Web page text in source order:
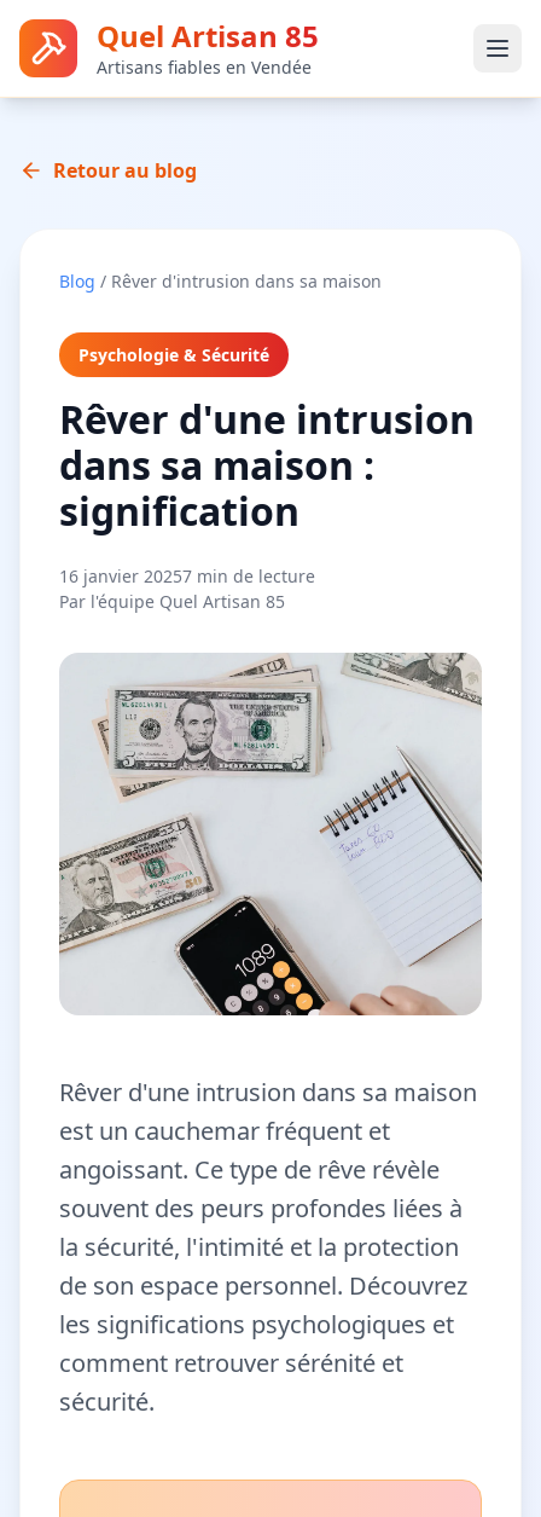
Quel Artisan 85
Artisans fiables en Vendée
Retour au blog
Blog / Rêver d'intrusion dans sa maison
Psychologie & Sécurité
Rêver d'une intrusion
dans sa maison :
signification
16 janvier 20257 min de lecture
Par l'équipe Quel Artisan 85
Rêver d'une intrusion dans sa maison
est un cauchemar fréquent et
angoissant. Ce type de rêve révèle
souvent des peurs profondes liées à
la sécurité, l'intimité et la protection
de son espace personnel. Découvrez
les significations psychologiques et
comment retrouver sérénité et
sécurité.